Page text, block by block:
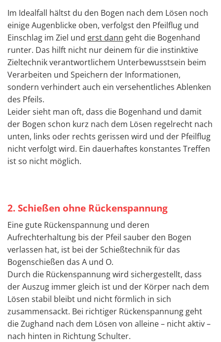
Im Idealfall hältst du den Bogen nach dem Lösen noch
einige Augenblicke oben, verfolgst den Pfeilflug und
Einschlag im Ziel und erst dann geht die Bogenhand
runter. Das hilft nicht nur deinem für die instinktive
Zieltechnik verantwortlichem Unterbewusstsein beim
Verarbeiten und Speichern der Informationen,
sondern verhindert auch ein versehentliches Ablenken
des Pfeils.
Leider sieht man oft, dass die Bogenhand und damit
der Bogen schon kurz nach dem Lösen regelrecht nach
unten, links oder rechts gerissen wird und der Pfeilflug
nicht verfolgt wird. Ein dauerhaftes konstantes Treffen
ist so nicht möglich.
2. Schießen ohne Rückenspannung
Eine gute Rückenspannung und deren
Aufrechterhaltung bis der Pfeil sauber den Bogen
verlassen hat, ist bei der Schießtechnik für das
Bogenschießen das A und O.
Durch die Rückenspannung wird sichergestellt, dass
der Auszug immer gleich ist und der Körper nach dem
Lösen stabil bleibt und nicht förmlich in sich
zusammensackt. Bei richtiger Rückenspannung geht
die Zughand nach dem Lösen von alleine – nicht aktiv –
nach hinten in Richtung Schulter.